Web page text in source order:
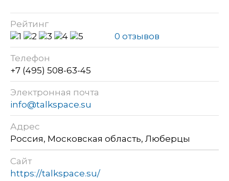
Рейтинг
0 отзывов
Телефон
+7 (495) 508-63-45
Электронная почта
info@talkspace.su
Адрес
Россия, Московская область, Люберцы
Сайт
https://talkspace.su/